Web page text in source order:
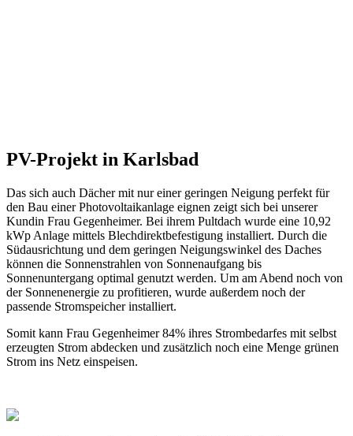
PV-Projekt in Karlsbad
Das sich auch Dächer mit nur einer geringen Neigung perfekt für
den Bau einer Photovoltaikanlage eignen zeigt sich bei unserer
Kundin Frau Gegenheimer. Bei ihrem Pultdach wurde eine 10,92
kWp Anlage mittels Blechdirektbefestigung installiert. Durch die
Südausrichtung und dem geringen Neigungswinkel des Daches
können die Sonnenstrahlen von Sonnenaufgang bis
Sonnenuntergang optimal genutzt werden. Um am Abend noch von
der Sonnenenergie zu profitieren, wurde außerdem noch der
passende Stromspeicher installiert.
Somit kann Frau Gegenheimer 84% ihres Strombedarfes mit selbst
erzeugten Strom abdecken und zusätzlich noch eine Menge grünen
Strom ins Netz einspeisen.